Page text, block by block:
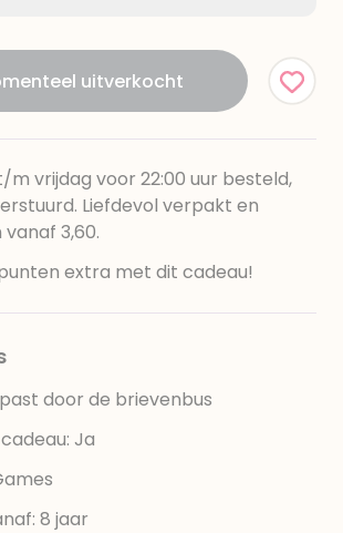
uitverkocht
m vrijdag voor 22:00 uur besteld,
Liefdevol verpakt en
3,60.
extra met dit cadeau!
door de brievenbus
Ja
8 jaar